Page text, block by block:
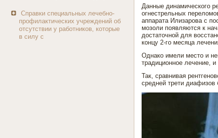
Справки специальных лечебно-
профилактических учреждений об
отсутствии у работников, которые
в силу с
Данные динамического
огнестрельных
аппарата Илизарова с
мозоли появляются к
достаточной для
концу 2-го месяца
Однако имели место и
традиционное лечение,
Так, сравнивая
средней трети диафизов